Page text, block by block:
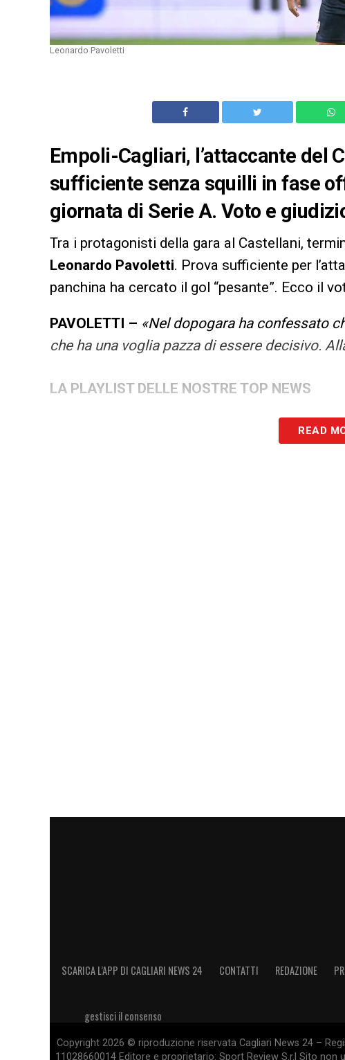
Leonardo Pavoletti
Empoli-Cagliari, l’attaccante del
sufficiente senza squilli in fase
giornata di Serie A. Voto e
Tra i protagonisti della gara al Castellani,
Leonardo Pavoletti. Prova sufficiente per
panchina ha cercato il gol “pesante”. Ecco il
PAVOLETTI – «Nel dopogara ha confessato
che ha una voglia pazza di essere decisivo.
LA PLAYLIST DELLE NOSTRE TOP NEWS
READ
SCARICA L’APP DI CAGLIARI NEWS 24 CONTATTI REDAZIONE
gestisci il consenso
Copyright 2026 © riproduzione riservata Cagliari News 24 –
11028660014 Editore e proprietario: Sport Review S.r.l Sito